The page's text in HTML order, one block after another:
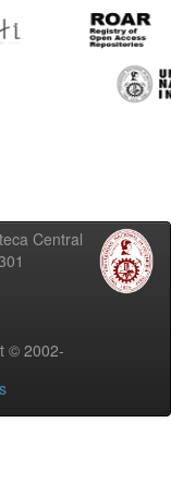
Central
© 2002-